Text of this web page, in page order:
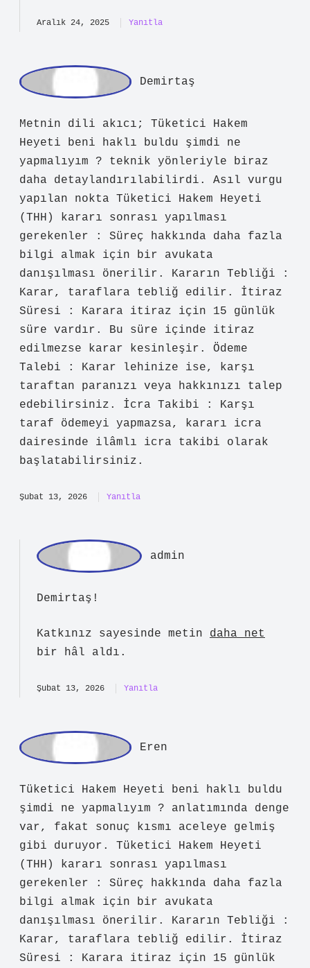
Yanıtla
emirtaş
Metnin dili akıcı; Tüketici Hakem
Heyeti beni haklı buldu şimdi ne
yapmalıyım ? teknik yönleriyle biraz
daha detaylandırılabilirdi. Asıl vurgu
yapılan nokta Tüketici Hakem Heyeti
(THH) kararı sonrası yapılması
gerekenler : Süreç hakkında daha fazla
bilgi almak için bir avukata
danışılması önerilir. Kararın Tebliği :
Karar, taraflara tebliğ edilir. İtiraz
Süresi : Karara itiraz için 15 günlük
süre vardır. Bu süre içinde itiraz
edilmezse karar kesinleşir. Ödeme
Talebi : Karar lehinize ise, karşı
edebilirsiniz. İcra Takibi : Karşı
dairesinde ilâmlı icra takibi olarak
başlatabilirsiniz.
Şubat 13, 2026
dmin
Demirtaş!
Katkınız sayesinde metin
bir hâl aldı.
Şubat 13, 2026 Yanıtla
E
ren
Tüketici Hakem Heyeti beni haklı buldu